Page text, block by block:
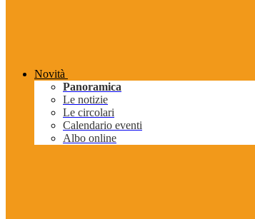
Novità
Panoramica
Le notizie
Le circolari
Calendario eventi
Albo online